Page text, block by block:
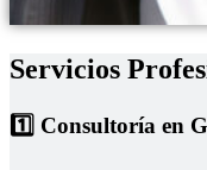
Servicios
1️⃣ Consultoría en